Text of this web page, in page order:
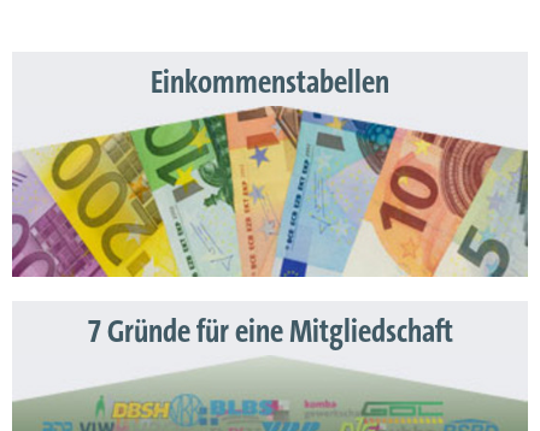
Einkommenstabellen
7 Gründe für eine Mitgliedschaft